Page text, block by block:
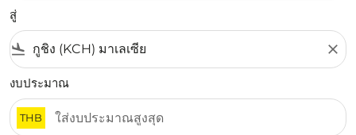
สู่
flight_land close
งบประมาณ
THB